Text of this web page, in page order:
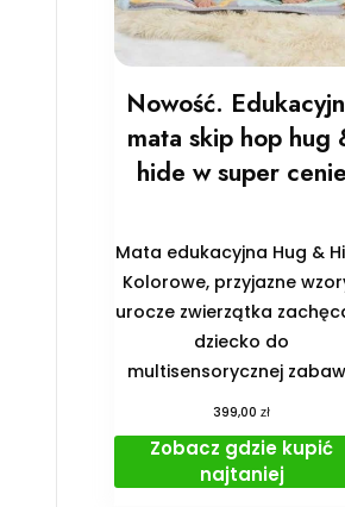
Nowość.
mata skip hop hug
hide w super cenie
Mata edukacyjna Hug &
Kolorowe, przyjazne
urocze zwierzątka
dziecko do
multisensorycznej
399,00zł
Zobacz gdzie kupić
najtaniej